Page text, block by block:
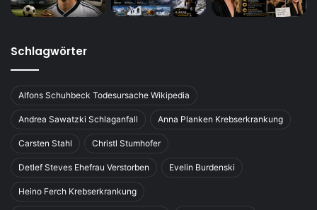
Schlagwörter
Alfons Schuhbeck Todesursache Wikipedia
Andrea Sawatzki Schlaganfall Anna Planken Krebserkrankung
Carsten Stahl Christl Stumhofer
Detlef Steves Ehefrau Verstorben Evelin Burdenski
Heino Ferch Krebserkrankung